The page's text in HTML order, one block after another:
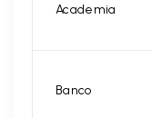
Academia
Banco